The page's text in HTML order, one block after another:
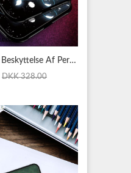
Huawei P Smart Z Etui Beskyttelse Af Personlighed Alt Inklusive Glas Cover
DKK 328.00